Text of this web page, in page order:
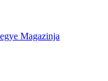
Magazinja